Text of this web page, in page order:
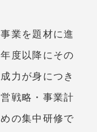
業を題材に進
度以降にその
力が身につき
戦略・事業計
の集中研修で